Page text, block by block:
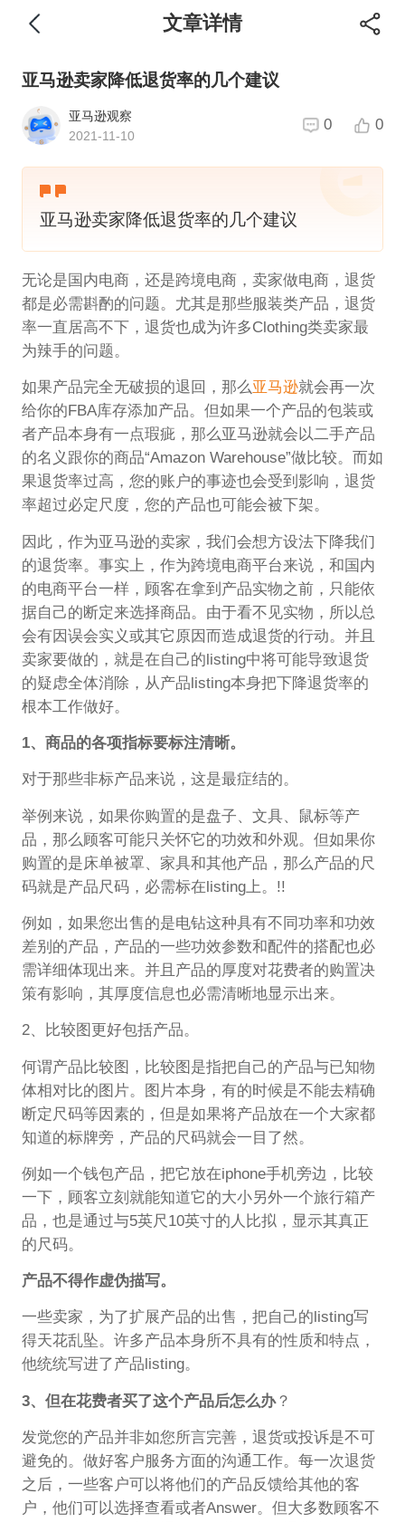
文章详情
亚马逊卖家降低退货率的几个建议
亚马逊观察
2021-11-10
0 0
亚马逊卖家降低退货率的几个建议
无论是国内电商，还是跨境电商，卖家做电商，退货
都是必需斟酌的问题。尤其是那些服装类产品，退货
率一直居高不下，退货也成为许多Clothing类卖家最
为辣手的问题。
如果产品完全无破损的退回，那么亚马逊就会再一次
给你的FBA库存添加产品。但如果一个产品的包装或
者产品本身有一点瑕疵，那么亚马逊就会以二手产品
的名义跟你的商品“Amazon Warehouse”做比较。而如
果退货率过高，您的账户的事迹也会受到影响，退货
率超过必定尺度，您的产品也可能会被下架。
因此，作为亚马逊的卖家，我们会想方设法下降我们
的退货率。事实上，作为跨境电商平台来说，和国内
的电商平台一样，顾客在拿到产品实物之前，只能依
据自己的断定来选择商品。由于看不见实物，所以总
会有因误会实义或其它原因而造成退货的行动。并且
卖家要做的，就是在自己的listing中将可能导致退货
的疑虑全体消除，从产品listing本身把下降退货率的
根本工作做好。
1、商品的各项指标要标注清晰。
对于那些非标产品来说，这是最症结的。
举例来说，如果你购置的是盘子、文具、鼠标等产
品，那么顾客可能只关怀它的功效和外观。但如果你
购置的是床单被罩、家具和其他产品，那么产品的尺
码就是产品尺码，必需标在listing上。!!
例如，如果您出售的是电钻这种具有不同功率和功效
差别的产品，产品的一些功效参数和配件的搭配也必
需详细体现出来。并且产品的厚度对花费者的购置决
策有影响，其厚度信息也必需清晰地显示出来。
2、比较图更好包括产品。
何谓产品比较图，比较图是指把自己的产品与已知物
体相对比的图片。图片本身，有的时候是不能去精确
断定尺码等因素的，但是如果将产品放在一个大家都
知道的标牌旁，产品的尺码就会一目了然。
例如一个钱包产品，把它放在iphone手机旁边，比较
一下，顾客立刻就能知道它的大小另外一个旅行箱产
品，也是通过与5英尺10英寸的人比拟，显示其真正
的尺码。
产品不得作虚伪描写。
一些卖家，为了扩展产品的出售，把自己的listing写
得天花乱坠。许多产品本身所不具有的性质和特点，
他统统写进了产品listing。
3、但在花费者买了这个产品后怎么办？
发觉您的产品并非如您所言完善，退货或投诉是不可
避免的。做好客户服务方面的沟通工作。每一次退货
之后，一些客户可以将他们的产品反馈给其他的客
户，他们可以选择查看或者Answer。但大多数顾客不